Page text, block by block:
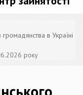
в Україні
року